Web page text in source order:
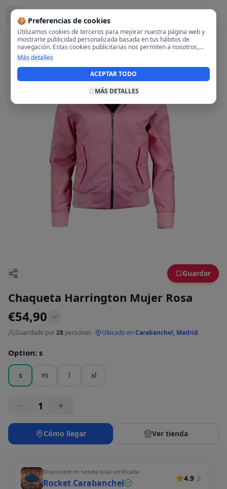
🍪 Preferencias de cookies
Utilizamos cookies de terceros para mejorar nuestra página web y
mostrarte publicidad personalizada basada en tus hábitos de
navegación. Estas cookies publicitarias nos permiten a nosotros,
analizar tu navegación en nuestra página y en internet para
mostrarte anuncios relevantes para ti. Al activarlas, aceptas el uso
de cookies para fines publicitarios y la recopilación y tratamiento de
tus datos de navegación, incluyendo la posible compartición de
Más detalles
ACEPTAR TODO
MÁS DETALLES
Guardar
Chaqueta Harrington Mujer Rosa
€54,90
Guardado por28 personas Ubicado enCarabanchel, Madrid
Option: s
s m l xl
1
Cómo llegar Ver tienda
Disponible en tienda local verificada
Rocket Carabanchel 4.9